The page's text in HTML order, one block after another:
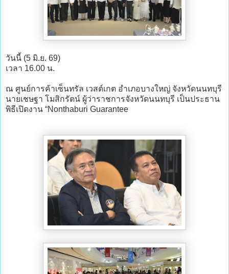
วันนี้ (5 มิ.ย. 69)
เวลา 16.00 น.
ณ ศูนย์การค้าเซ็นทรัล เวสต์เกต อำเภอบางใหญ่ จังหวัดนนทบุรี
นายเชษฐา โมสิกรัตน์ ผู้ว่าราชการจังหวัดนนทบุรี เป็นประธาน
พิธีเปิดงาน “Nonthaburi Guarantee